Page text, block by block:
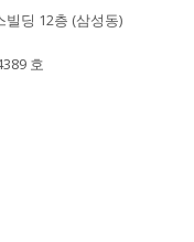
딩 12층 (삼성동)
호